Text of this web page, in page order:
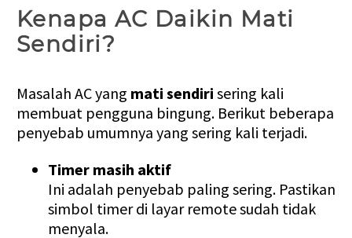
Kenapa AC Daikin Mati
Sendiri?
Masalah AC yang mati sendiri sering kali
membuat pengguna bingung. Berikut beberapa
penyebab umumnya yang sering kali terjadi.
Timer masih aktif
Ini adalah penyebab paling sering. Pastikan
simbol timer di layar remote sudah tidak
menyala.